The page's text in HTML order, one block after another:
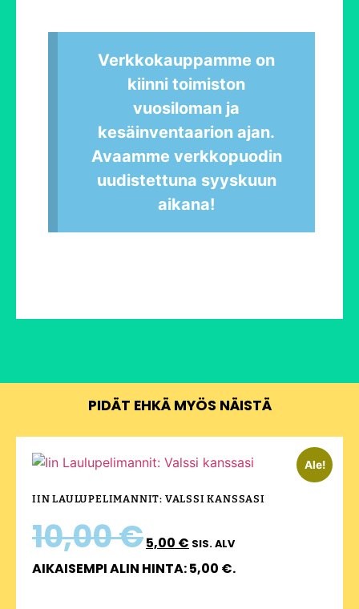
Verkkokauppamme on
kiinni toimiston
vuosiloman ja
kesäinventaarion ajan.
Avaamme verkkopuodin
uudistettuna syyskuun
aikana!
PIDÄT EHKÄ MYÖS NÄISTÄ
Ale!
IIN LAULUPELIMANNIT: VALSSI KANSSASI
10,00€5,00 € SIS. ALV
AIKAISEMPI ALIN HINTA:5,00 €.